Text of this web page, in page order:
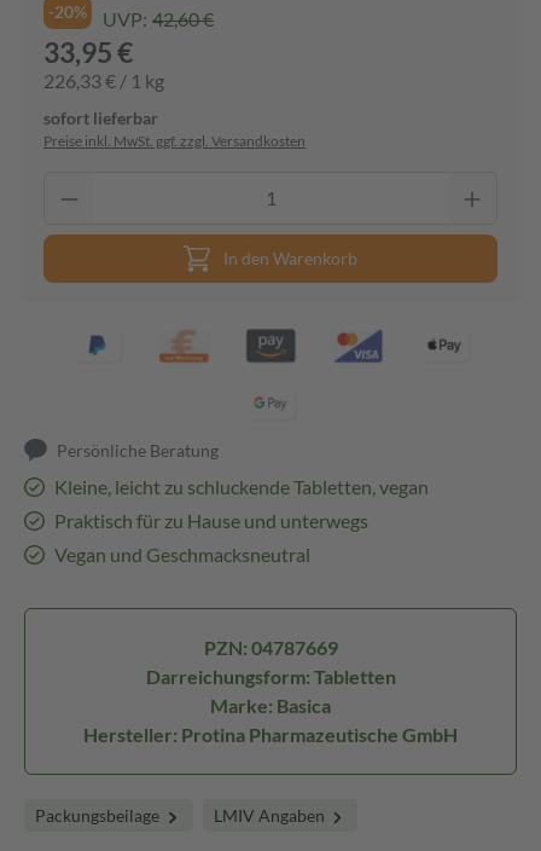
-20% UVP: 42,60 €
33,95 €
226,33 € / 1 kg
sofort lieferbar
Preise inkl. MwSt. ggf. zzgl. Versandkosten
In den Warenkorb
Persönliche Beratung
Kleine, leicht zu schluckende Tabletten, vegan
Praktisch für zu Hause und unterwegs
Vegan und Geschmacksneutral
PZN: 04787669
Darreichungsform: Tabletten
Marke: Basica
Hersteller: Protina Pharmazeutische GmbH
Packungsbeilage LMIV Angaben